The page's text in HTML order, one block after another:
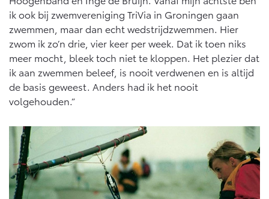
ik ook bij zwemvereniging TriVia in Groningen gaan
zwemmen, maar dan echt wedstrijdzwemmen. Hier
zwom ik zo’n drie, vier keer per week. Dat ik toen niks
meer mocht, bleek toch niet te kloppen. Het plezier dat
ik aan zwemmen beleef, is nooit verdwenen en is altijd
de basis geweest. Anders had ik het nooit
volgehouden.”